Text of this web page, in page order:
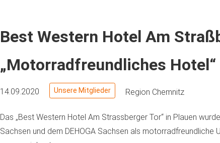
Best Western Hotel Am
„Motorradfreundliches
14.09.2020 Unsere Mitglieder Region Chemnitz
Das „Best Western Hotel Am Strassberger Tor“ in Plauen
Sachsen und dem DEHOGA Sachsen als motorradfreundliche